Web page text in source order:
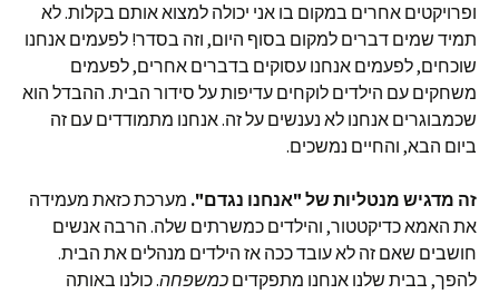
ופרויקטים אחרים במקום בו אני יכולה למצוא אותם בקלות. לא
תמיד שמים דברים למקום בסוף היום, וזה בסדר! לפעמים אנחנו
שוכחים, לפעמים אנחנו עסוקים בדברים אחרים, לפעמים
משחקים עם הילדים לוקחים עדיפות על סידור הבית. ההבדל הוא
שכמבוגרים אנחנו לא נענשים על זה. אנחנו מתמודדים עם זה
ביום הבא, והחיים נמשכים.
זה מדגיש מנטליות של "אנחנו נגדם". מערכת כזאת מעמידה
את האמא כדיקטטור, והילדים כמשרתים שלה. הרבה אנשים
חושבים שאם זה לא עובד ככה אז הילדים מנהלים את הבית.
להפך, בבית שלנו אנחנו מתפקדים כמשפחה. כולנו באותה